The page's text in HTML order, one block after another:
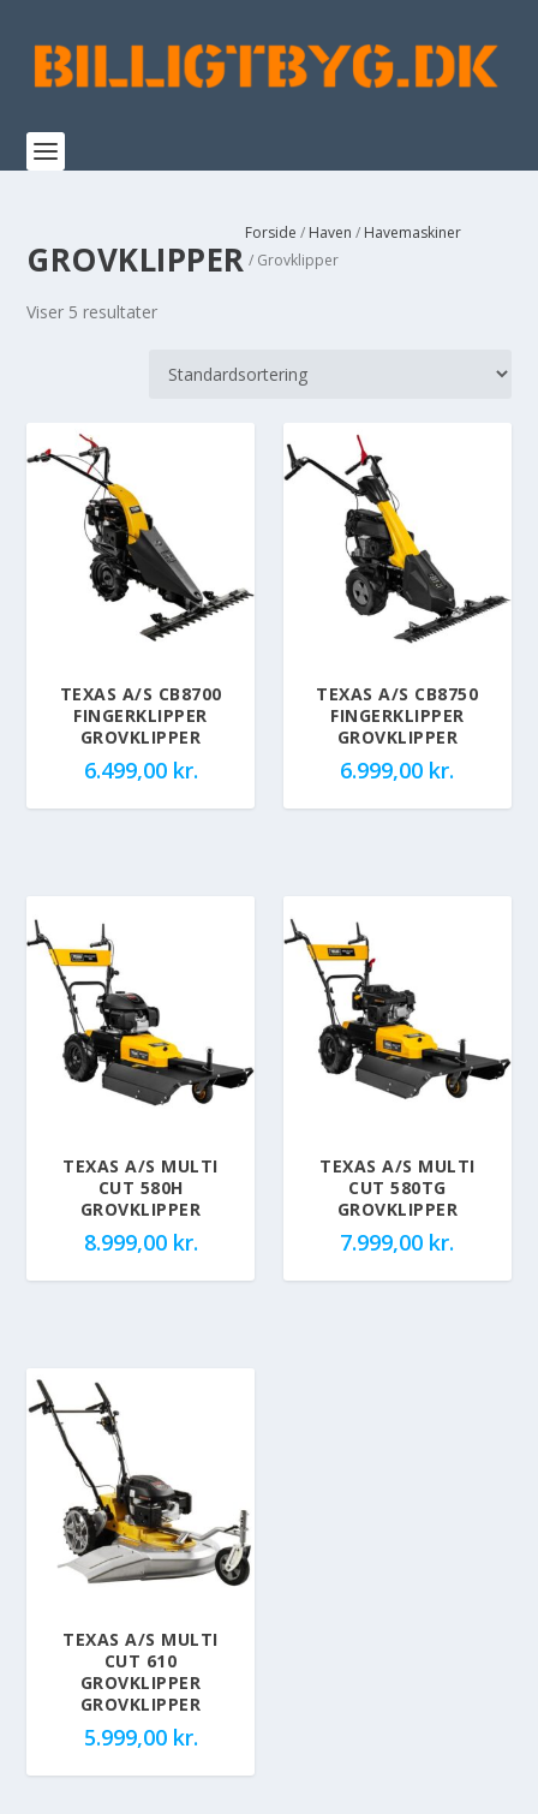
GROVKLIPPER
Forside / Haven / Havemaskiner
/ Grovklipper
Viser 5 resultater
TEXAS A/S CB8700
FINGERKLIPPER
GROVKLIPPER
6.499,00 kr.
TEXAS A/S CB8750
FINGERKLIPPER
GROVKLIPPER
6.999,00 kr.
TEXAS A/S MULTI
CUT 580H
GROVKLIPPER
8.999,00 kr.
TEXAS A/S MULTI
CUT 580TG
GROVKLIPPER
7.999,00 kr.
TEXAS A/S MULTI
CUT 610
GROVKLIPPER
GROVKLIPPER
5.999,00 kr.